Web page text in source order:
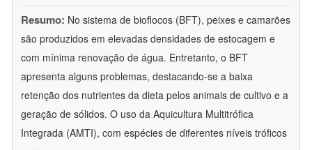
Resumo: No sistema de bioflocos (BFT), peixes e camarões
são produzidos em elevadas densidades de estocagem e
com mínima renovação de água. Entretanto, o BFT
apresenta alguns problemas, destacando-se a baixa
retenção dos nutrientes da dieta pelos animais de cultivo e a
geração de sólidos. O uso da Aquicultura Multitrófica
Integrada (AMTI), com espécies de diferentes níveis tróficos